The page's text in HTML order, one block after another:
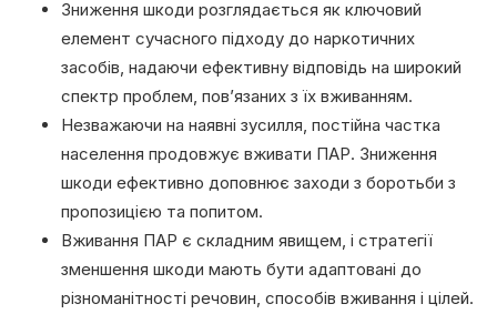
Зниження шкоди розглядається як ключовий
елемент сучасного підходу до наркотичних
засобів, надаючи ефективну відповідь на широкий
спектр проблем, пов’язаних з їх вживанням.
Незважаючи на наявні зусилля, постійна частка
населення продовжує вживати ПАР. Зниження
шкоди ефективно доповнює заходи з боротьби з
пропозицією та попитом.
Вживання ПАР є складним явищем, і стратегії
зменшення шкоди мають бути адаптовані до
різноманітності речовин, способів вживання і цілей.